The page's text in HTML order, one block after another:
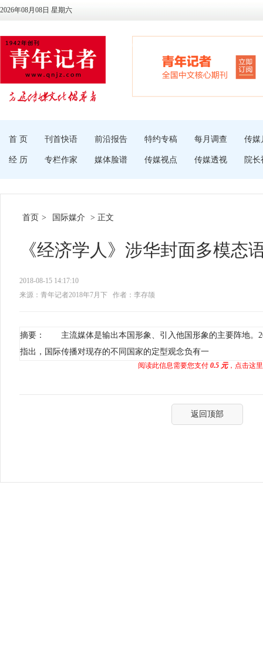
2026年08月08日 星期六
首 页 刊首快语 前沿报告 特约专稿 每月调查 传媒
经 历 专栏作家 媒体脸谱 传媒视点 传媒透视 院长
首页 > 国际媒介 > 正文
《经济学人》涉华封面多模态
2018-08-15 14:17:10
来源：青年记者2018年7月下
作者：李存颉
摘要： 主流媒体是输出本国形象、引入他国形象的主要阵地。
指出，国际传播对现存的不同国家的定型观念负有一
阅读此信息需要您支付 0.5 元，点击这
返回顶部